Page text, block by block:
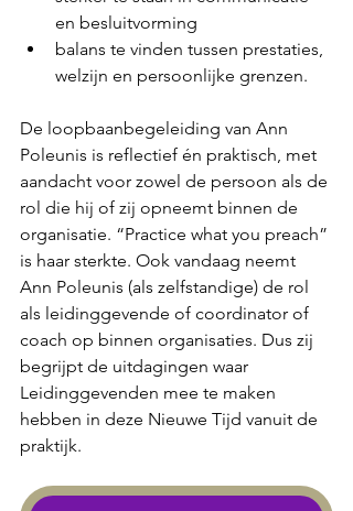
en besluitvorming
balans te vinden tussen prestaties,
welzijn en persoonlijke grenzen.
De loopbaanbegeleiding van Ann
Poleunis is reflectief én praktisch, met
aandacht voor zowel de persoon als de
rol die hij of zij opneemt binnen de
organisatie. “Practice what you preach”
is haar sterkte. Ook vandaag neemt
Ann Poleunis (als zelfstandige) de rol
als leidinggevende of coordinator of
coach op binnen organisaties. Dus zij
begrijpt de uitdagingen waar
Leidinggevenden mee te maken
hebben in deze Nieuwe Tijd vanuit de
praktijk.